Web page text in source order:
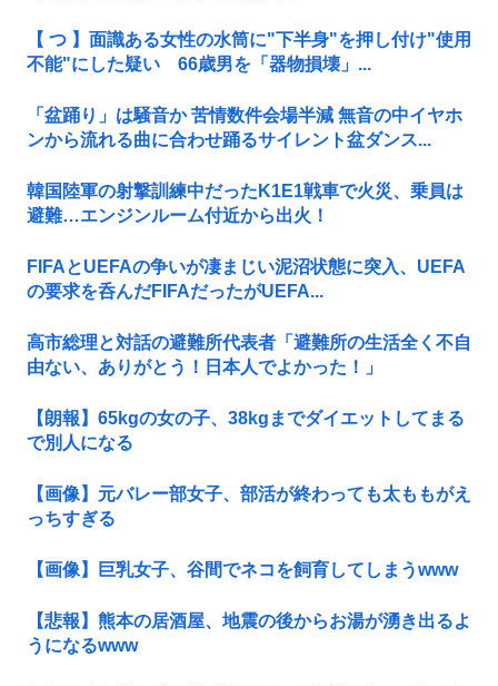
【 つ 】面識ある女性の水筒に"下半身"を押し付け"使用
不能"にした疑い 66歳男を「器物損壊」...
「盆踊り」は騒音か 苦情数件会場半減 無音の中イヤホ
ンから流れる曲に合わせ踊るサイレント盆ダンス...
韓国陸軍の射撃訓練中だったK1E1戦車で火災、乗員は
避難…エンジンルーム付近から出火！
FIFAとUEFAの争いが凄まじい泥沼状態に突入、UEFA
の要求を呑んだFIFAだったがUEFA...
高市総理と対話の避難所代表者「避難所の生活全く不自
由ない、ありがとう！日本人でよかった！」
【朗報】65kgの女の子、38kgまでダイエットしてまる
で別人になる
【画像】元バレー部女子、部活が終わっても太ももがえ
っちすぎる
【画像】巨乳女子、谷間でネコを飼育してしまうwww
【悲報】熊本の居酒屋、地震の後からお湯が湧き出るよ
うになるwww